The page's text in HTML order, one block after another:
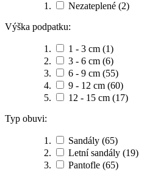
Nezateplené (2)
Výška podpatku:
1 - 3 cm (1)
3 - 6 cm (6)
6 - 9 cm (55)
9 - 12 cm (60)
12 - 15 cm (17)
Typ obuvi:
Sandály (65)
Letní sandály (19)
Pantofle (65)